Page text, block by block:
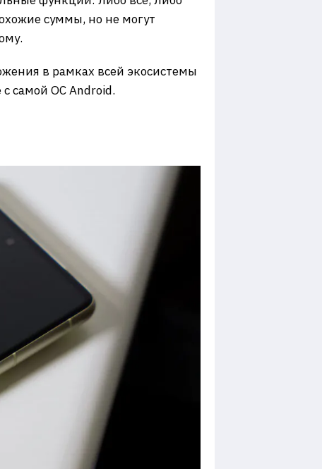
суммы, но не могут
в рамках всей экосистемы
самой ОС Android.